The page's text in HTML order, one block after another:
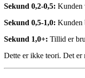
Sekund 0,2-0,5: Kunden
Sekund 0,5-1,0: Kunden
Sekund 1,0+: Tillid er
Dette er ikke teori. Det er